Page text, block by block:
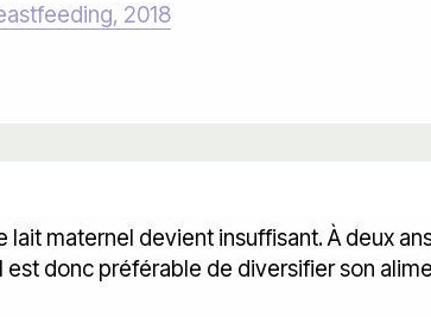
2018
lait maternel devient insuffisant. À deux
est donc préférable de diversifier son